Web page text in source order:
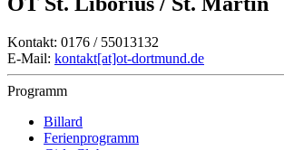
Kontakt: 0176 / 55013132
E-Mail: kontakt[at]ot-dortmund.de
Programm
Billard
Ferienprogramm